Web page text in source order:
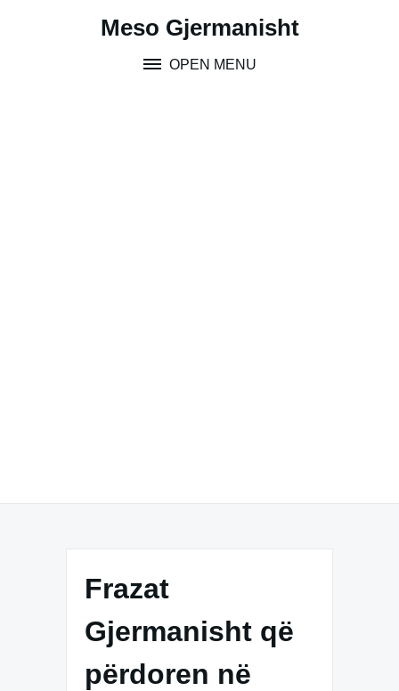
Meso Gjermanisht
OPEN MENU
Frazat
Gjermanisht që
përdoren në